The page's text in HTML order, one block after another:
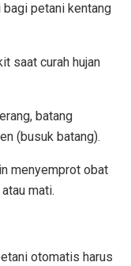
petani kentang
saat curah hujan
batang
(busuk batang).
menyemprot obat
mati.
otomatis harus